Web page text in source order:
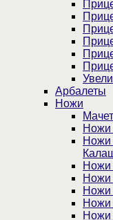
Арбалеты
Ножи
Ножи
Ножи
Ножи
Ножи
Ножи
Ножи
Ножи